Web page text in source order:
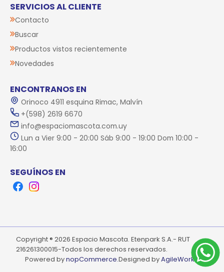
SERVICIOS AL CLIENTE
Contacto
Buscar
Productos vistos recientemente
Novedades
ENCONTRANOS EN
Orinoco 4911 esquina Rimac, Malvín
+(598) 2619 6670
info@espaciomascota.com.uy
Lun a Vier 9:00 - 20:00 Sáb 9:00 - 19:00 Dom 10:00 -
16:00
SEGUÍNOS EN
FacebookInstagram
Copyright ® 2026 Espacio Mascota. Etenpark S.A.- RUT
216261300015-Todos los derechos reservados.
Powered bynopCommerce.Designed byAgileWorks.